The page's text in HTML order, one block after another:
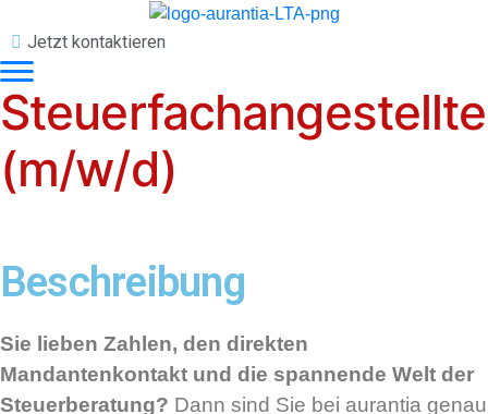
Jetzt kontaktieren
(m/w/d)
Beschreibung
Sie lieben Zahlen, den direkten
Mandantenkontakt und die spannende Welt der
Steuerberatung? Dann sind Sie bei aurantia genau